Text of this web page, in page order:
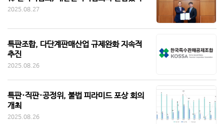
2025.08.27
특판조합, 다단계판매산업 규제완화 지속적
추진
2025.08.26
특판·직판·공정위, 불법 피라미드 포상 회의
개최
2025.08.26